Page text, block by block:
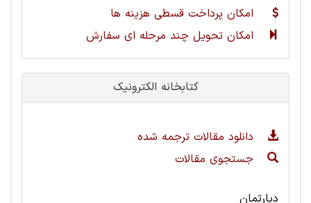
امکان پرداخت قسطی هزینه ها
امکان تحویل چند مرحله ای سفارش
کتابخانه الکترونیک
دانلود مقالات ترجمه شده
جستجوی مقالات
دپارتمان